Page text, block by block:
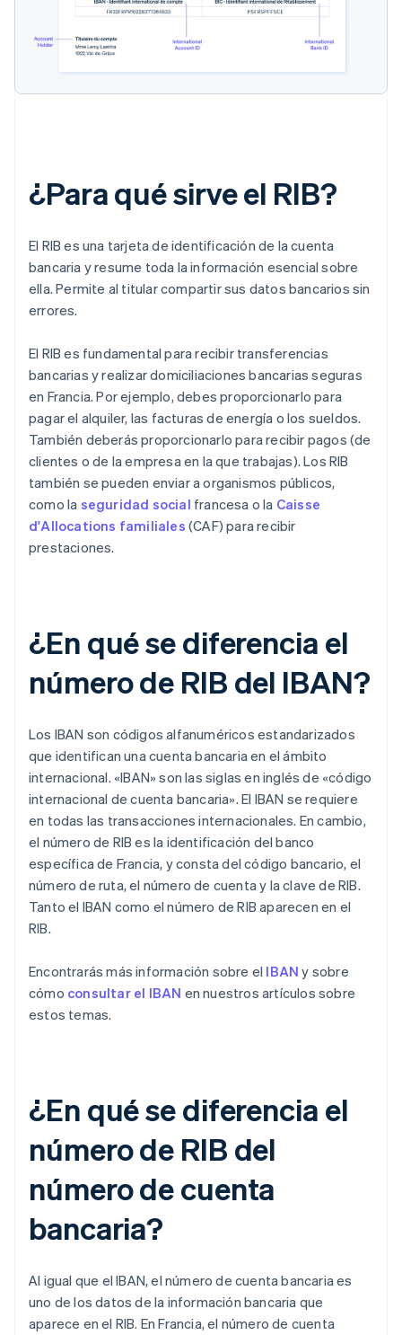
¿Para qué sirve el RIB?
El RIB es una tarjeta de identificación de la cuenta
bancaria y resume toda la información esencial sobre
ella. Permite al titular compartir sus datos bancarios sin
errores.
El RIB es fundamental para recibir transferencias
bancarias y realizar domiciliaciones bancarias seguras
en Francia. Por ejemplo, debes proporcionarlo para
pagar el alquiler, las facturas de energía o los sueldos.
También deberás proporcionarlo para recibir pagos (de
clientes o de la empresa en la que trabajas). Los RIB
también se pueden enviar a organismos públicos,
como la seguridad social francesa o la Caisse
d'Allocations familiales (CAF) para recibir
prestaciones.
¿En qué se diferencia el
número de RIB del IBAN?
Los IBAN son códigos alfanuméricos estandarizados
que identifican una cuenta bancaria en el ámbito
internacional. «IBAN» son las siglas en inglés de «código
internacional de cuenta bancaria». El IBAN se requiere
en todas las transacciones internacionales. En cambio,
el número de RIB es la identificación del banco
específica de Francia, y consta del código bancario, el
número de ruta, el número de cuenta y la clave de RIB.
Tanto el IBAN como el número de RIB aparecen en el
RIB.
Encontrarás más información sobre el IBAN y sobre
cómo consultar el IBAN en nuestros artículos sobre
estos temas.
¿En qué se diferencia el
número de RIB del
número de cuenta
bancaria?
Al igual que el IBAN, el número de cuenta bancaria es
uno de los datos de la información bancaria que
aparece en el RIB. En Francia, el número de cuenta